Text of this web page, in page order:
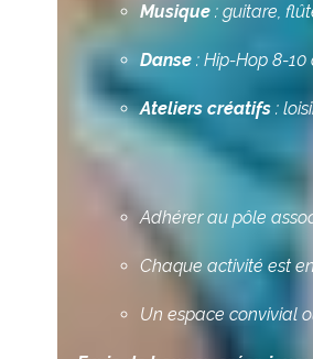
Musique : guitare,
Danse : Hip-Hop 8-10
Ateliers créatifs :
Adhérer au pôle
Chaque activité est
Un espace convivial